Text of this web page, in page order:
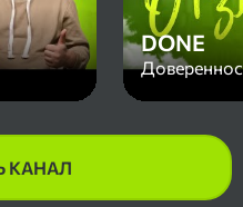
DONE
КАНАЛ